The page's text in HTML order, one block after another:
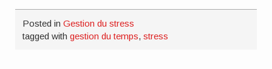
Posted inGestion du stress
tagged withgestion du temps,stress